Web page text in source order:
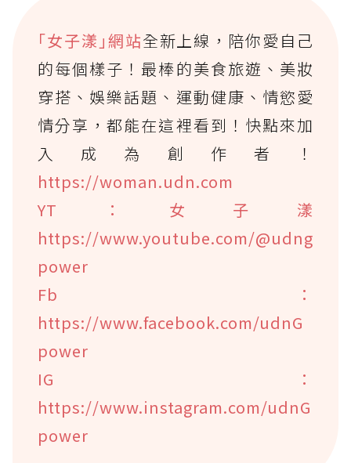
｢女子漾｣網站全新上線，陪你愛自己
的每個樣子！最棒的美食旅遊、美妝
穿搭、娛樂話題、運動健康、情慾愛
情分享，都能在這裡看到！快點來加
入成為創作者！
https://woman.udn.com
YT：女子漾
https://www.youtube.com/@udng
power
Fb：
https://www.facebook.com/udnG
power
IG：
https://www.instagram.com/udnG
power